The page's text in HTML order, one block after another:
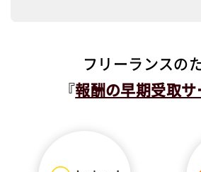
フリーランスの
『報酬の早期受取サ